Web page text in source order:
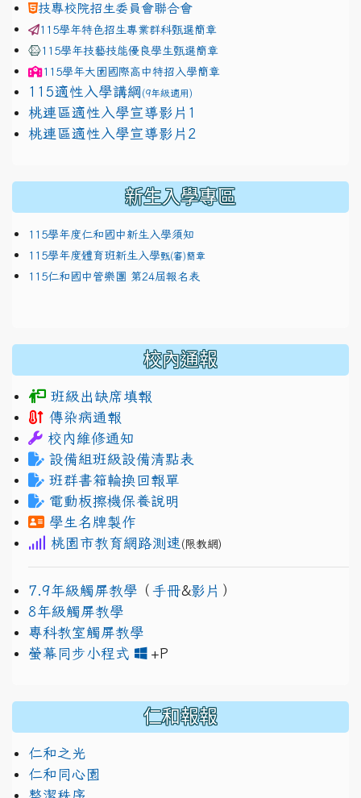
技專校院招生委員會聯合會
115學年特色招生專業群科甄選簡章
115學年技藝技能優良學生甄選簡章
115學年大園國際高中特招入學簡章
115適性入學講綱 (9年級適用)
link to https://docs.google.com/presentation/d/
桃連區適性入學宣導影片1
link to https://docs.google.com/presentation/d/
桃連區適性入學宣導影片2
新生入學專區
115學年度仁和國中新生入學須知
115學年度體育班新生入學甄(審)簡章
115仁和國中管樂團 第24屆報名表
校內通報
班級出缺席填報
傳染病通報
校內維修通知
設備組班級設備清點表
班群書箱輪換回報單
電動板擦機保養說明
學生名牌製作
桃園市教育網路測速 (限教網)
7.9年級觸屏教學 （ 手冊&影片 ）
8年級觸屏教學
專科教室觸屏教學
螢幕同步小程式
+P
仁和報報
仁和之光
仁和同心園
整潔秩序